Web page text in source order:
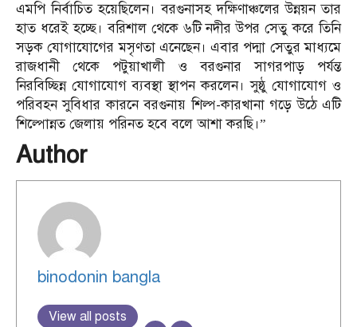
এমপি নির্বাচিত হয়েছিলেন। বরগুনাসহ দক্ষিণাঞ্চলের উন্নয়ন তার
হাত ধরেই হচ্ছে। বরিশাল থেকে ৬টি নদীর উপর সেতু করে তিনি
সড়ক যোগাযোগের মসৃণতা এনেছেন। এবার পদ্মা সেতুর মাধ্যমে
রাজধানী থেকে পটুয়াখালী ও বরগুনার সাগরপাড় পর্যন্ত
নিরবিচ্ছিন্ন যোগাযোগ ব্যবস্থা স্থাপন করলেন। সুষ্ঠু যোগাযোগ ও
পরিবহন সুবিধার কারনে বরগুনায় শিল্প-কারখানা গড়ে উঠে এটি
শিল্পোন্নত জেলায় পরিনত হবে বলে আশা করছি।”
Author
binodonin bangla
View all posts